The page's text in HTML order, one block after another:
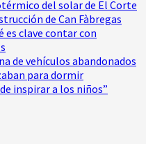
del solar de El Corte
de Can Fàbregas
es clave contar con
de vehículos abandonados
para dormir
inspirar a los niños”